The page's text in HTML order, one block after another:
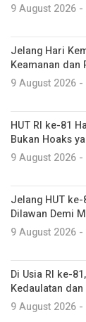
9 August 2026 -
Jelang Hari
Keamanan dan
9 August 2026 -
HUT RI ke-81
Bukan Hoaks
9 August 2026 -
Jelang HUT
Dilawan Demi
9 August 2026 -
Di Usia RI ke-
Kedaulatan
9 August 2026 -